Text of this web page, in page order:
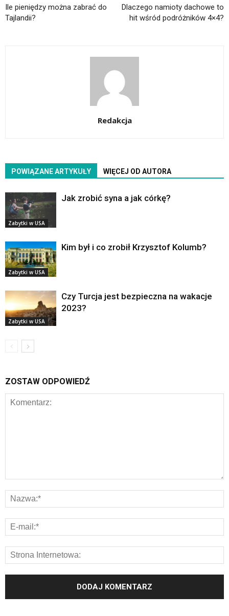
Ile pieniędzy można zabrać do
Tajlandii?
Dlaczego namioty dachowe to
hit wśród podróżników 4×4?
Redakcja
POWIĄZANE ARTYKUŁY WIĘCEJ OD AUTORA
Zabytki w USA
Jak zrobić syna a jak córkę?
Zabytki w USA
Kim był i co zrobił Krzysztof Kolumb?
Zabytki w USA
Czy Turcja jest bezpieczna na wakacje
2023?
ZOSTAW ODPOWIEDŹ